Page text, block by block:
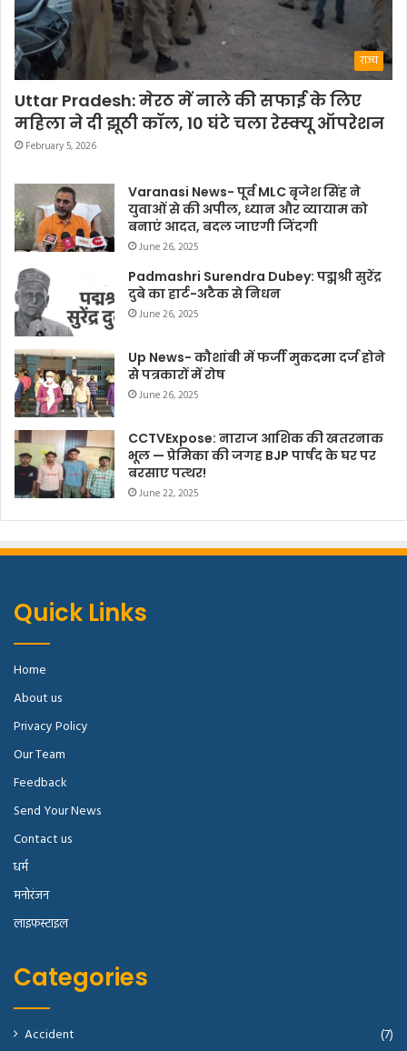
राज्य
Uttar Pradesh: मेरठ में नाले की सफाई के लिए
महिला ने दी झूठी कॉल, 10 घंटे चला रेस्क्यू ऑपरेशन
February 5, 2026
Varanasi News- पूर्व MLC बृजेश सिंह ने
युवाओं से की अपील, ध्यान और व्यायाम को
बनाएं आदत, बदल जाएगी जिंदगी
June 26, 2025
Padmashri Surendra Dubey: पद्मश्री सुरेंद्र
दुबे का हार्ट-अटैक से निधन
June 26, 2025
Up News- कौशांबी में फर्जी मुकदमा दर्ज होने
से पत्रकारों में रोष
June 26, 2025
CCTVExpose: नाराज आशिक की खतरनाक
भूल — प्रेमिका की जगह BJP पार्षद के घर पर
बरसाए पत्थर!
June 22, 2025
Quick Links
Home
About us
Privacy Policy
Our Team
Feedback
Send Your News
Contact us
धर्म
मनोरंजन
लाइफस्टाइल
Categories
Accident
(7)